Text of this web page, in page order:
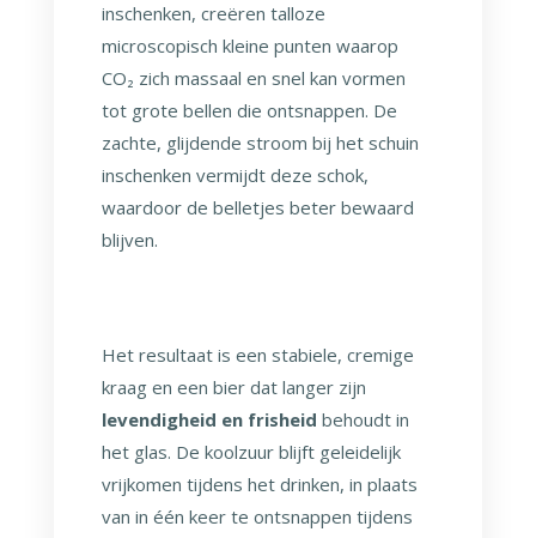
inschenken, creëren talloze
microscopisch kleine punten waarop
CO₂ zich massaal en snel kan vormen
tot grote bellen die ontsnappen. De
zachte, glijdende stroom bij het schuin
inschenken vermijdt deze schok,
waardoor de belletjes beter bewaard
blijven.
Het resultaat is een stabiele, cremige
kraag en een bier dat langer zijn
levendigheid en frisheid behoudt in
het glas. De koolzuur blijft geleidelijk
vrijkomen tijdens het drinken, in plaats
van in één keer te ontsnappen tijdens